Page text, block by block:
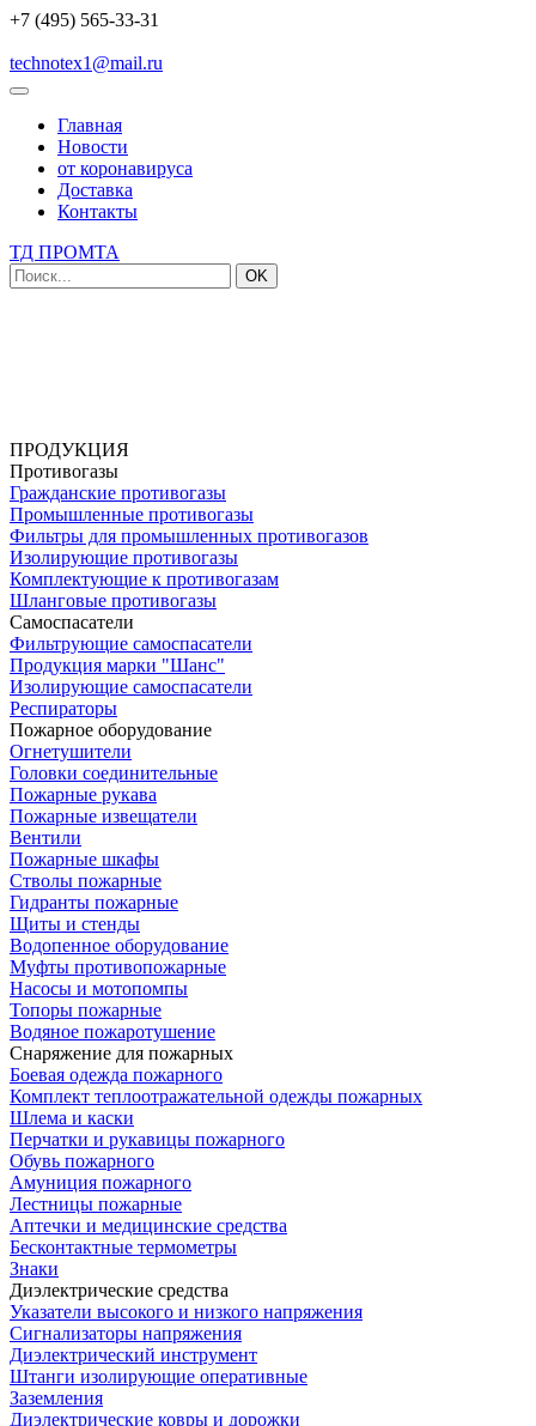
+7 (495) 565-33-31
technotex1@mail.ru
Главная
Новости
от коронавируса
Доставка
Контакты
ТД ПРОМТА
OK
ПРОДУКЦИЯ
Противогазы
Гражданские противогазы
Промышленные противогазы
Фильтры для промышленных противогазов
Изолирующие противогазы
Комплектующие к противогазам
Шланговые противогазы
Самоспасатели
Фильтрующие самоспасатели
Продукция марки "Шанс"
Изолирующие самоспасатели
Респираторы
Пожарное оборудование
Огнетушители
Головки соединительные
Пожарные рукава
Пожарные извещатели
Вентили
Пожарные шкафы
Стволы пожарные
Гидранты пожарные
Щиты и стенды
Водопенное оборудование
Муфты противопожарные
Насосы и мотопомпы
Топоры пожарные
Водяное пожаротушение
Снаряжение для пожарных
Боевая одежда пожарного
Комплект теплоотражательной одежды пожарных
Шлема и каски
Перчатки и рукавицы пожарного
Обувь пожарного
Амуниция пожарного
Лестницы пожарные
Аптечки и медицинские средства
Бесконтактные термометры
Знаки
Диэлектрические средства
Указатели высокого и низкого напряжения
Сигнализаторы напряжения
Диэлектрический инструмент
Штанги изолирующие оперативные
Заземления
Диэлектрические ковры и дорожки